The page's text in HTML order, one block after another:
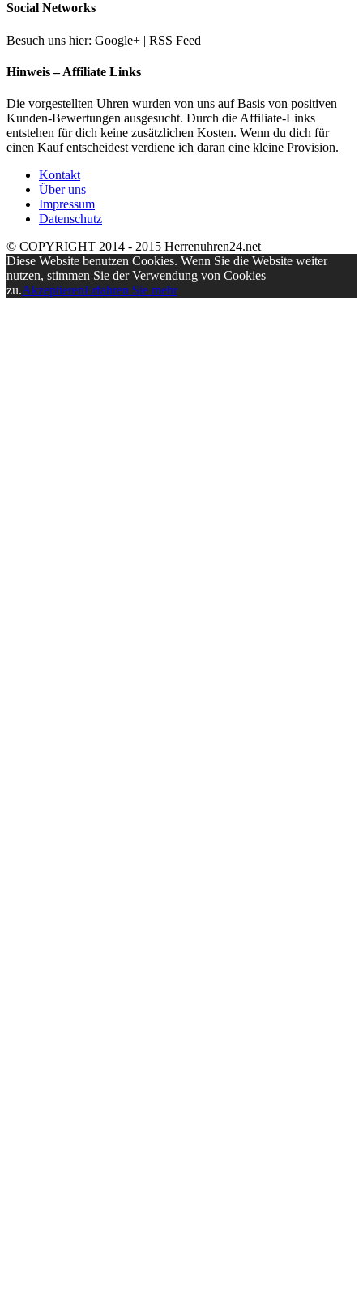
Social Networks
Besuch uns hier: Google+ | RSS Feed
Hinweis – Affiliate Links
Die vorgestellten Uhren wurden von uns auf Basis von positiven
Kunden-Bewertungen ausgesucht. Durch die Affiliate-Links
entstehen für dich keine zusätzlichen Kosten. Wenn du dich für
einen Kauf entscheidest verdiene ich daran eine kleine Provision.
Kontakt
Über uns
Impressum
Datenschutz
© COPYRIGHT 2014 - 2015 Herrenuhren24.net
Diese Website benutzen Cookies. Wenn Sie die Website weiter
nutzen, stimmen Sie der Verwendung von Cookies
zu.AkzeptierenErfahren Sie mehr